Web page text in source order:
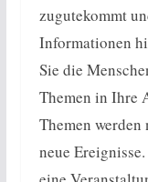
zugutekommt
Informationen
Sie die
Themen in Ihre
Themen werden
neue